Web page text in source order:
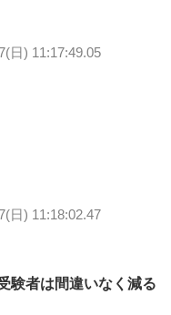
日) 11:17:49.05
日) 11:18:02.47
験者は間違いなく減る